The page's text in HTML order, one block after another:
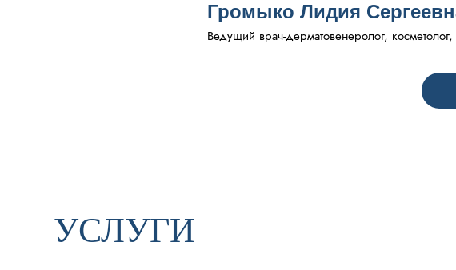
Громыко Лидия
Ведущий врач-дерматовенеролог, косметолог,
УСЛУГИ